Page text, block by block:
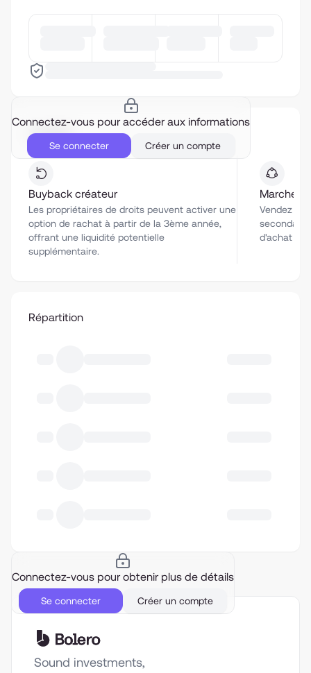
Connectez-vous pour accéder aux informations
Se connecter Créer un compte
Liquidité
Buyback créateur
Les propriétaires de droits peuvent activer une
option de rachat à partir de la 3ème année,
offrant une liquidité potentielle
supplémentaire.
Marché
Vendez
d'achat
Répartition
Connectez-vous pour obtenir plus de détails
Se connecter Créer un compte
Sound investments,